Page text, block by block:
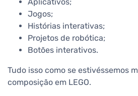
Jogos;
Histórias interativas;
Projetos de robótica;
Botões interativos.
Tudo isso como se estivéssemos
composição em LEGO.